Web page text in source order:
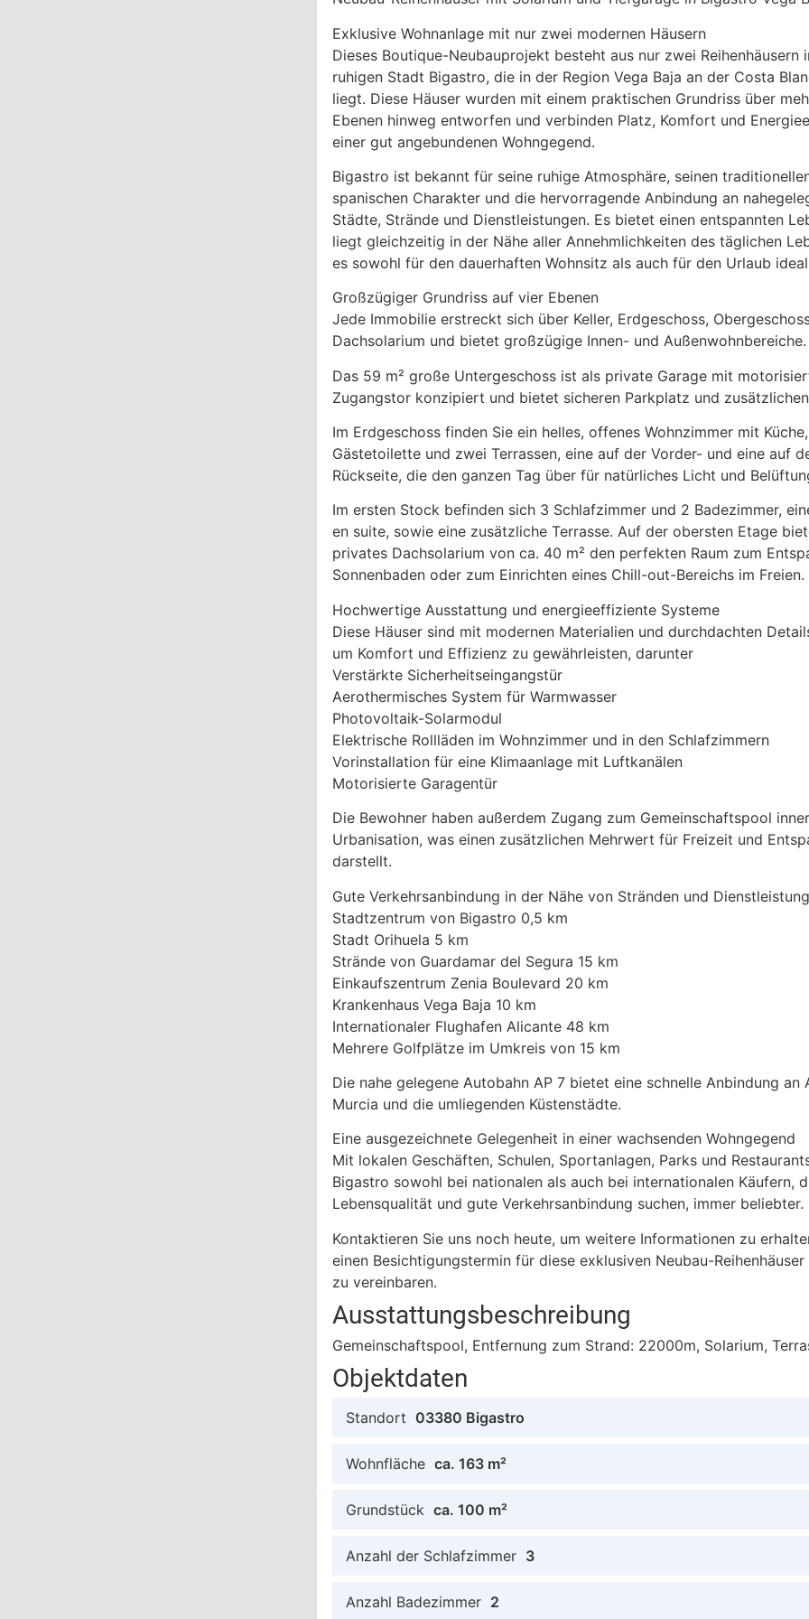
Exklusive Wohnanlage mit nur zwei modernen Häusern
Dieses Boutique-Neubauprojekt besteht aus nur zwei Reihenhäusern
ruhigen Stadt Bigastro, die in der Region Vega Baja an der Costa
liegt. Diese Häuser wurden mit einem praktischen Grundriss über
Ebenen hinweg entworfen und verbinden Platz, Komfort und
einer gut angebundenen Wohngegend.
Bigastro ist bekannt für seine ruhige Atmosphäre, seinen
spanischen Charakter und die hervorragende Anbindung an
Städte, Strände und Dienstleistungen. Es bietet einen entspannten
liegt gleichzeitig in der Nähe aller Annehmlichkeiten des täglichen
es sowohl für den dauerhaften Wohnsitz als auch für den Urlaub
Großzügiger Grundriss auf vier Ebenen
Jede Immobilie erstreckt sich über Keller, Erdgeschoss,
Dachsolarium und bietet großzügige Innen- und Außenwohnbereiche.
Das 59 m² große Untergeschoss ist als private Garage mit
Zugangstor konzipiert und bietet sicheren Parkplatz und
Im Erdgeschoss finden Sie ein helles, offenes Wohnzimmer mit
Gästetoilette und zwei Terrassen, eine auf der Vorder- und eine auf
Rückseite, die den ganzen Tag über für natürliches Licht und
Im ersten Stock befinden sich 3 Schlafzimmer und 2 Badezimmer,
en suite, sowie eine zusätzliche Terrasse. Auf der obersten Etage
privates Dachsolarium von ca. 40 m² den perfekten Raum zum
Sonnenbaden oder zum Einrichten eines Chill-out-Bereichs im Freien.
Hochwertige Ausstattung und energieeffiziente Systeme
Diese Häuser sind mit modernen Materialien und durchdachten
um Komfort und Effizienz zu gewährleisten, darunter
Verstärkte Sicherheitseingangstür
Aerothermisches System für Warmwasser
Photovoltaik-Solarmodul
Elektrische Rollläden im Wohnzimmer und in den Schlafzimmern
Vorinstallation für eine Klimaanlage mit Luftkanälen
Motorisierte Garagentür
Die Bewohner haben außerdem Zugang zum Gemeinschaftspool
Urbanisation, was einen zusätzlichen Mehrwert für Freizeit und
darstellt.
Gute Verkehrsanbindung in der Nähe von Stränden und
Stadtzentrum von Bigastro 0,5 km
Stadt Orihuela 5 km
Strände von Guardamar del Segura 15 km
Einkaufszentrum Zenia Boulevard 20 km
Krankenhaus Vega Baja 10 km
Internationaler Flughafen Alicante 48 km
Mehrere Golfplätze im Umkreis von 15 km
Die nahe gelegene Autobahn AP 7 bietet eine schnelle Anbindung an
Murcia und die umliegenden Küstenstädte.
Eine ausgezeichnete Gelegenheit in einer wachsenden Wohngegend
Mit lokalen Geschäften, Schulen, Sportanlagen, Parks und
Bigastro sowohl bei nationalen als auch bei internationalen Käufern,
Lebensqualität und gute Verkehrsanbindung suchen, immer beliebter.
Kontaktieren Sie uns noch heute, um weitere Informationen zu
einen Besichtigungstermin für diese exklusiven Neubau-
zu vereinbaren.
Ausstattungsbeschreibung
Gemeinschaftspool, Entfernung zum Strand: 22000m, Solarium,
Objektdaten
Standort 03380 Bigastro
Wohnfläche ca. 163 m²
Grundstück ca. 100 m²
Anzahl der Schlafzimmer 3
Anzahl Badezimmer 2